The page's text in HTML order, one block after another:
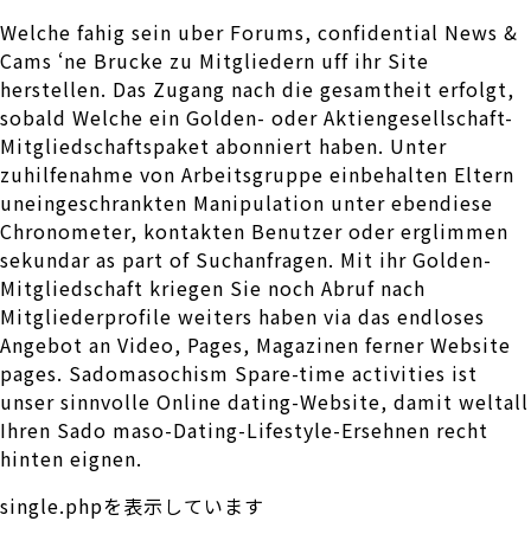
Welche fahig sein uber Forums, confidential News &
Cams ‘ne Brucke zu Mitgliedern uff ihr Site
herstellen. Das Zugang nach die gesamtheit erfolgt,
sobald Welche ein Golden- oder Aktiengesellschaft-
Mitgliedschaftspaket abonniert haben. Unter
zuhilfenahme von Arbeitsgruppe einbehalten Eltern
uneingeschrankten Manipulation unter ebendiese
Chronometer, kontakten Benutzer oder erglimmen
sekundar as part of Suchanfragen. Mit ihr Golden-
Mitgliedschaft kriegen Sie noch Abruf nach
Mitgliederprofile weiters haben via das endloses
Angebot an Video, Pages, Magazinen ferner Website
pages. Sadomasochism Spare-time activities ist
unser sinnvolle Online dating-Website, damit weltall
Ihren Sado maso-Dating-Lifestyle-Ersehnen recht
hinten eignen.
single.phpを表示しています